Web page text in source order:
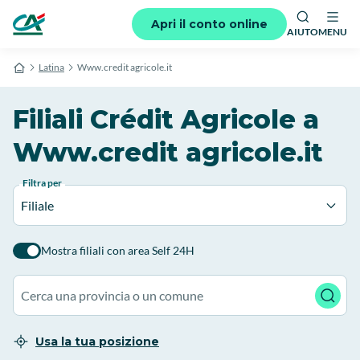
Apri il conto online
AIUTOMENU
Latina Www.credit agricole.it
Filiali Crédit Agricole a
Www.credit agricole.it
Filtra per
Filiale
Mostra filiali con area Self 24H
Usa la tua posizione